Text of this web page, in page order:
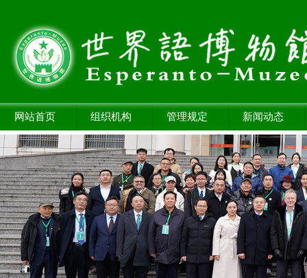
网站首页 组织机构 管理规定 新闻动态